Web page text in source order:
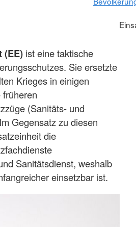
(EE) ist eine taktische
Sie ersetzte
Krieges in einigen
(Sanitäts- und
Gegensatz zu diesen
die
Sanitätsdienst, weshalb
einsetzbar ist.